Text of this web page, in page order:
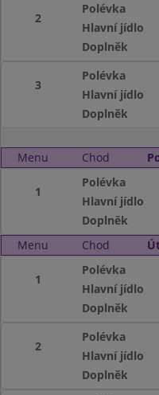
2
Polévka
Hlavní jídlo
Doplněk
3
Polévka
Hlavní jídlo
Doplněk
Menu Chod
1
Polévka
Hlavní jídlo
Doplněk
Menu
Chod
1
Polévka
Hlavní jídlo
Doplněk
2
Polévka
Hlavní jídlo
Doplněk